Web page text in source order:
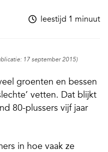
leestijd 1 minuut
17 september 2015)
groenten en bessen
vetten. Dat blijkt
80-plussers vijf jaar
in hoe vaak ze